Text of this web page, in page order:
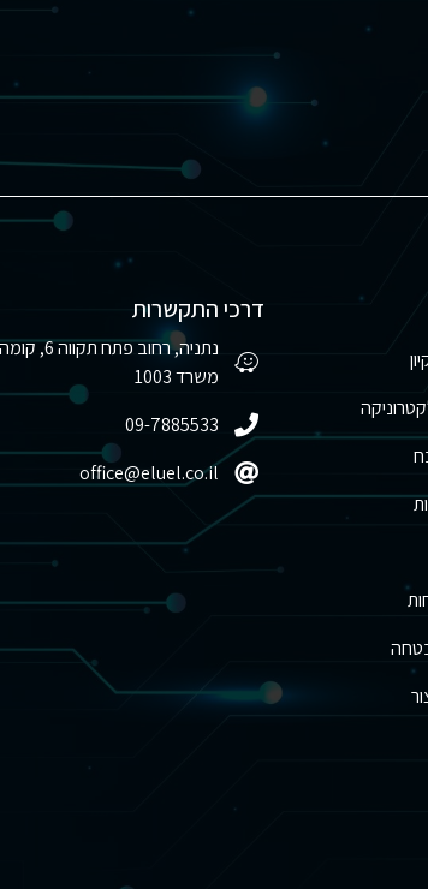
דרכי התקשרות
משרד 1003
09-7885533
office@eluel.co.il